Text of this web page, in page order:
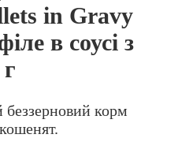
in Gravy
в соусі з
корм